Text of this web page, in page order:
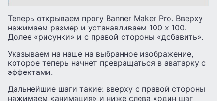
Теперь открываем прогу Banner Maker Pro. Вверху
нажимаем размер и устанавливаем 100 х 100.
Долее «рисунки» и с правой стороны «добавить».
Указываем на наше на выбранное изображение,
которое теперь начнет превращаться в аватарку с
эффектами.
Дальнейшие шаги такие: вверху с правой стороны
нажимаем «анимация» и ниже слева «один шаг